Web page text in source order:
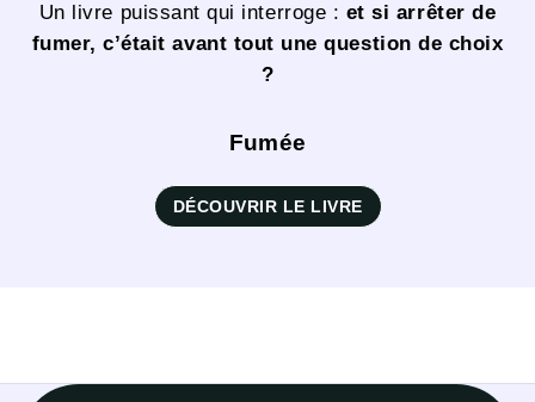
Un livre puissant qui interroge : et si arrêter de
fumer, c’était avant tout une question de choix
?
Fumée
DÉCOUVRIR LE LIVRE